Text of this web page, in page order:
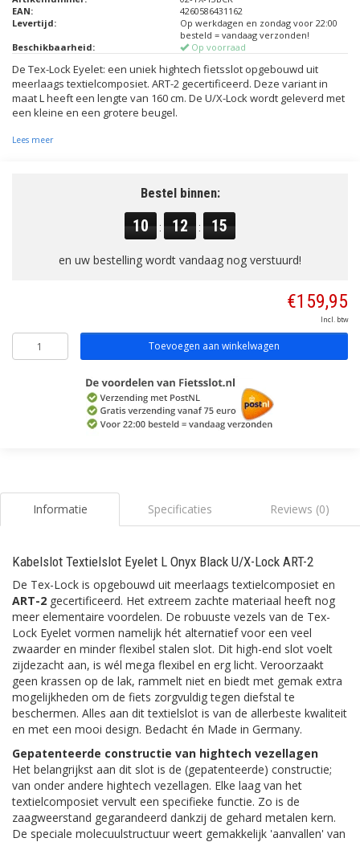
EAN:
4260586431162
Levertijd:
Op werkdagen en zondag voor 22:00
besteld = vandaag verzonden!
Beschikbaarheid:
Op voorraad
De Tex-Lock Eyelet: een uniek hightech fietsslot opgebouwd uit
meerlaags textielcomposiet. ART-2 gecertificeerd. Deze variant in
maat L heeft een lengte van 160 cm. De U/X-Lock wordt geleverd met
een kleine en een grotere beugel.
Lees meer
Bestel binnen:
10 : 12 : 15
en uw bestelling wordt vandaag nog verstuurd!
€159,95
Incl. btw
Toevoegen aan winkelwagen
Informatie Specificaties Reviews (0)
Kabelslot Textielslot Eyelet L Onyx Black U/X-Lock ART-2
De Tex-Lock is opgebouwd uit meerlaags textielcomposiet en
ART-2 gecertificeerd. Het extreem zachte materiaal heeft nog
meer elementaire voordelen. De robuuste vezels van de Tex-
Lock Eyelet vormen namelijk hét alternatief voor een veel
zwaarder en minder flexibel stalen slot. Dit high-end slot voelt
zijdezacht aan, is wél mega flexibel en erg licht. Veroorzaakt
geen krassen op de lak, rammelt niet en biedt met gemak extra
mogelijkheden om de fiets zorgvuldig tegen diefstal te
beschermen. Alles aan dit textielslot is van de allerbeste kwaliteit
en met een mooi design. Bedacht én Made in Germany.
Gepatenteerde constructie van hightech vezellagen
Het belangrijkst aan dit slot is de (gepatenteerde) constructie;
van onder andere hightech vezellagen. Elke laag van het
textielcomposiet vervult een specifieke functie. Zo is de
zaagweerstand gegarandeerd dankzij de gehard metalen kern.
De speciale molecuulstructuur weert gemakkelijk 'aanvallen' van